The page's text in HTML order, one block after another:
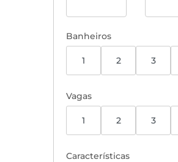
Banheiros
1 2 3
Vagas
1 2 3
Características